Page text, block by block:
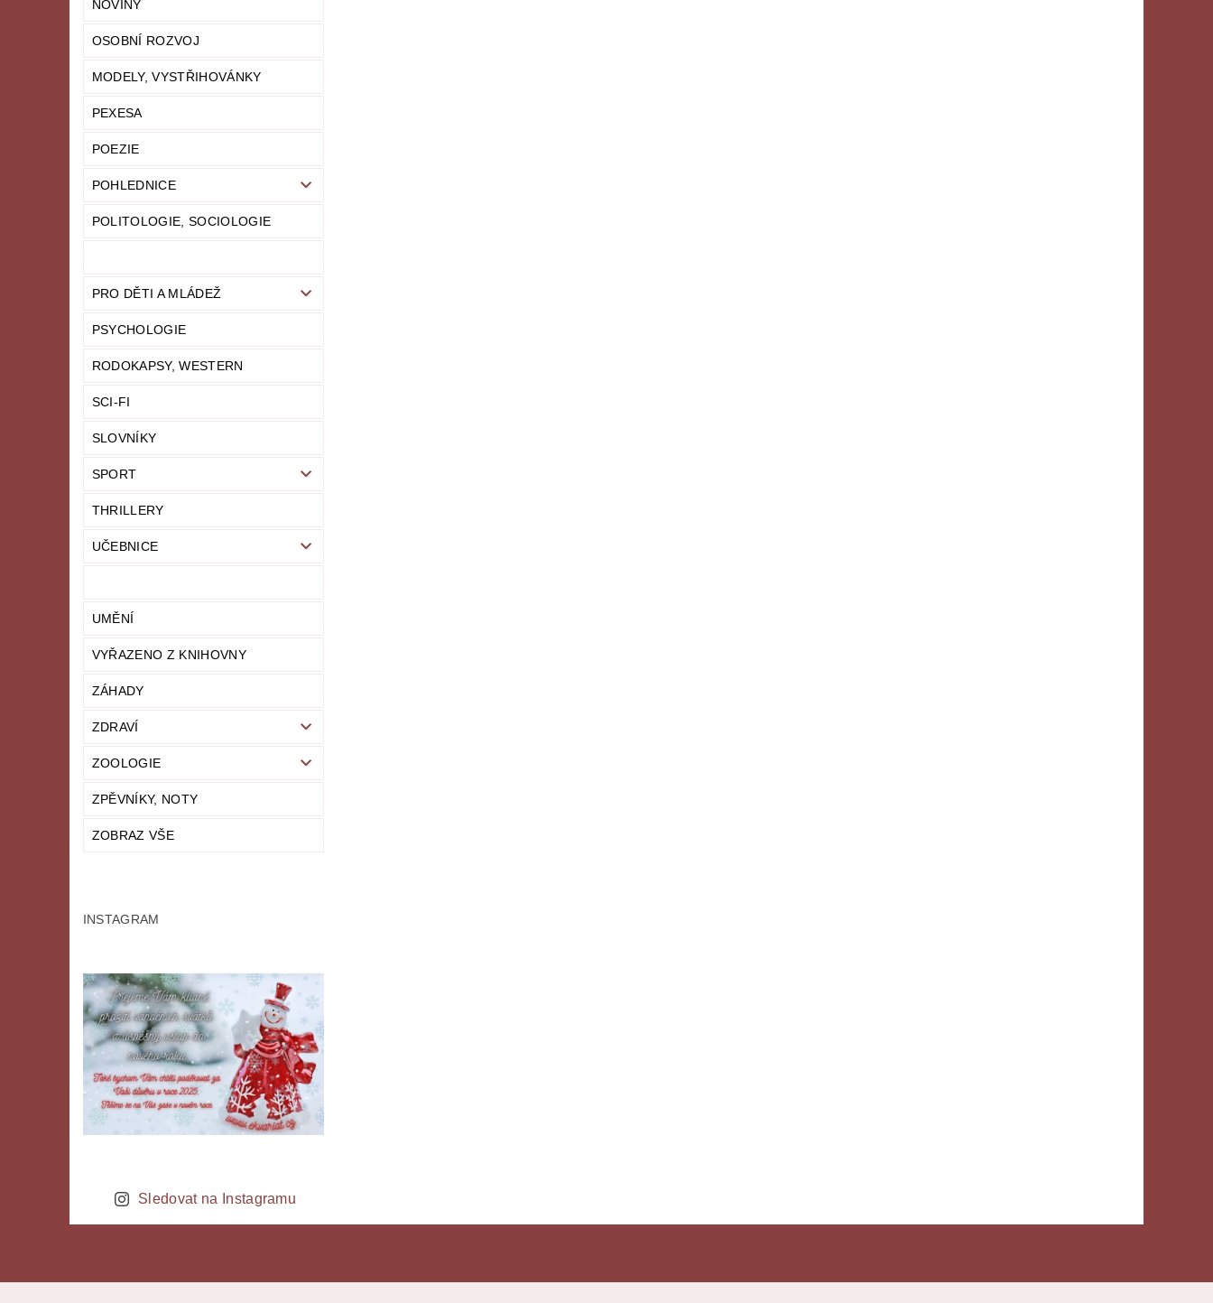
NOVINY
OSOBNÍ ROZVOJ
MODELY, VYSTŘIHOVÁNKY
PEXESA
POEZIE
POHLEDNICE
POLITOLOGIE, SOCIOLOGIE
PRO DĚTI A MLÁDEŽ
PSYCHOLOGIE
RODOKAPSY, WESTERN
SCI-FI
SLOVNÍKY
SPORT
THRILLERY
UČEBNICE
UMĚNÍ
VYŘAZENO Z KNIHOVNY
ZÁHADY
ZDRAVÍ
ZOOLOGIE
ZPĚVNÍKY, NOTY
ZOBRAZ VŠE
INSTAGRAM
Sledovat na Instagramu